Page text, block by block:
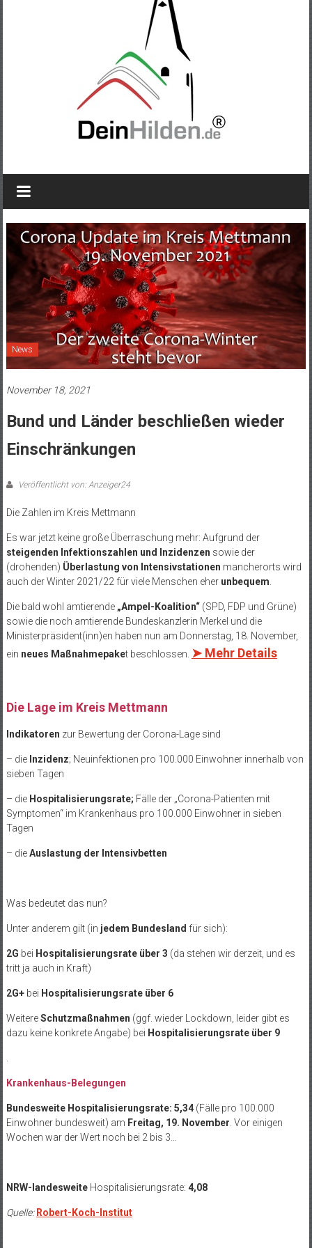
News
November 18, 2021
Bund und Länder beschließen wieder
Einschränkungen
Veröffentlicht von: Anzeiger24
Die Zahlen im Kreis Mettmann
Es war jetzt keine große Überraschung mehr: Aufgrund der
steigenden Infektionszahlen und Inzidenzen sowie der
(drohenden) Überlastung von Intensivstationen mancherorts wird
auch der Winter 2021/22 für viele Menschen eher unbequem
Die bald wohl amtierende „Ampel-Koalition“(SPD, FDP und Grüne)
sowie die noch amtierende Bundeskanzlerin Merkel und die
Ministerpräsident(inn)en haben nun am Donnerstag, 18. November,
ein neues Maßnahmepaket beschlossen. ➤ Mehr Details
Die Lage im Kreis Mettmann
Indikatoren zur Bewertung der Corona-Lage sind
– die Inzidenz; Neuinfektionen pro 100.000 Einwohner innerhalb von
sieben Tagen
– die Hospitalisierungsrate; Fälle der „Corona-Patienten mit
Symptomen“ im Krankenhaus pro 100.000 Einwohner in sieben
Tagen
– dieAuslastung der Intensivbetten
Was bedeutet das nun?
Unter anderem gilt (in jedem Bundesland für sich):
2G bei Hospitalisierungsrate über 3 (da stehen wir derzeit, und es
tritt ja auch in Kraft)
2G+bei Hospitalisierungsrate über 6
WeitereSchutzmaßnahmen (ggf. wieder Lockdown, leider gibt es
dazu keine konkrete Angabe) bei Hospitalisierungsrate über 9
Krankenhaus-Belegungen
Bundesweite Hospitalisierungsrate: 5,34 (Fälle pro 100.000
Einwohner bundesweit) am Freitag, 19. November . Vor einigen
Wochen war der Wert noch bei 2 bis 3…
NRW-landesweiteHospitalisierungsrate: 4,08
Quelle:Robert-Koch-Institut